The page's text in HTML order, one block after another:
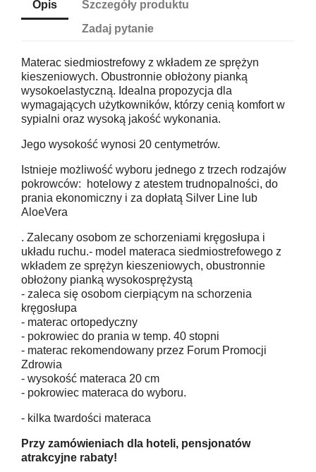
Opis
Szczegóły produktu
Zadaj pytanie
Materac siedmiostrefowy z wkładem ze sprężyn
kieszeniowych. Obustronnie obłożony pianką
wysokoelastyczną. Idealna propozycja dla
wymagających użytkowników, którzy cenią komfort w
sypialni oraz wysoką jakość wykonania.
Jego wysokość wynosi 20 centymetrów.
Istnieje możliwość wyboru jednego z trzech rodzajów
pokrowców: hotelowy z atestem trudnopalności, do
prania ekonomiczny i za dopłatą Silver Line lub
AloeVera
. Zalecany osobom ze schorzeniami kręgosłupa i
układu ruchu.- model materaca siedmiostrefowego z
wkładem ze sprężyn kieszeniowych, obustronnie
obłożony pianką wysokosprężystą
- zaleca się osobom cierpiącym na schorzenia
kręgosłupa
- materac ortopedyczny
- pokrowiec do prania w temp. 40 stopni
- materac rekomendowany przez Forum Promocji
Zdrowia
- wysokość materaca 20 cm
- pokrowiec materaca do wyboru.
- kilka twardości materaca
Przy zamówieniach dla hoteli, pensjonatów
atrakcyjne rabaty!